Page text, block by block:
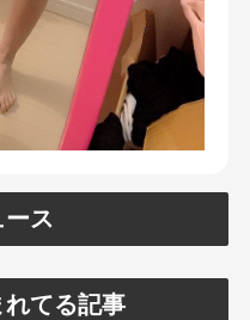
ス
てる記事